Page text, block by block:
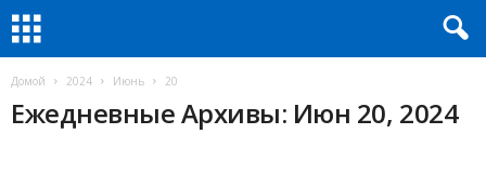
Домой 2024 Июнь 20
Ежедневные Архивы: Июн 20, 2024